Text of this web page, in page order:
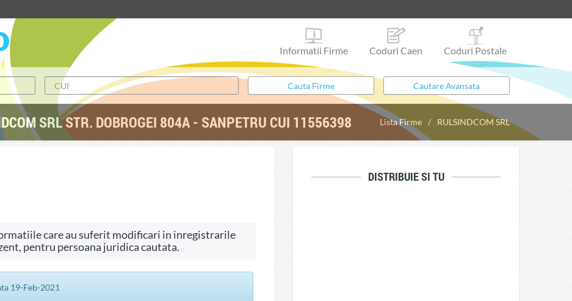
Informatii Firme Coduri Caen Coduri Postale
SRL STR. DOBROGEI 804A - SANPETRU CUI 11556398 Lista Firme RULSINDCOM SRL
care au suferit modificari in inregistrarile
pentru persoana juridica cautata.
19-Feb-2021
DISTRIBUIE SI TU